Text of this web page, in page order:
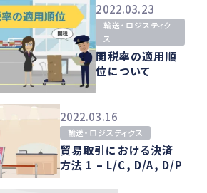
2022.03.23
輸送・ロジスティク
ス
関税率の適用順
位について
2022.03.16
輸送・ロジスティクス
貿易取引における決済
方法 1 – L/C, D/A, D/P